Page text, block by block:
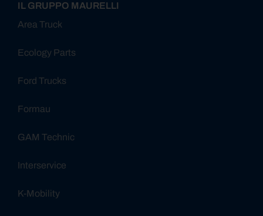
IL GRUPPO MAURELLI
Area Truck
Ecology Parts
Ford Trucks
Formau
GAM Technic
Interservice
K-Mobility